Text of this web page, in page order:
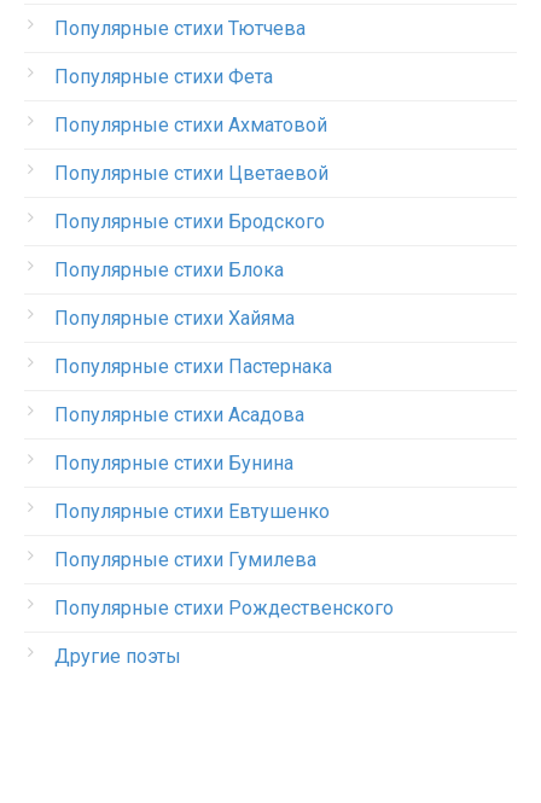
Популярные стихи Тютчева
Популярные стихи Фета
Популярные стихи Ахматовой
Популярные стихи Цветаевой
Популярные стихи Бродского
Популярные стихи Блока
Популярные стихи Хайяма
Популярные стихи Пастернака
Популярные стихи Асадова
Популярные стихи Бунина
Популярные стихи Евтушенко
Популярные стихи Гумилева
Популярные стихи Рождественского
Другие поэты